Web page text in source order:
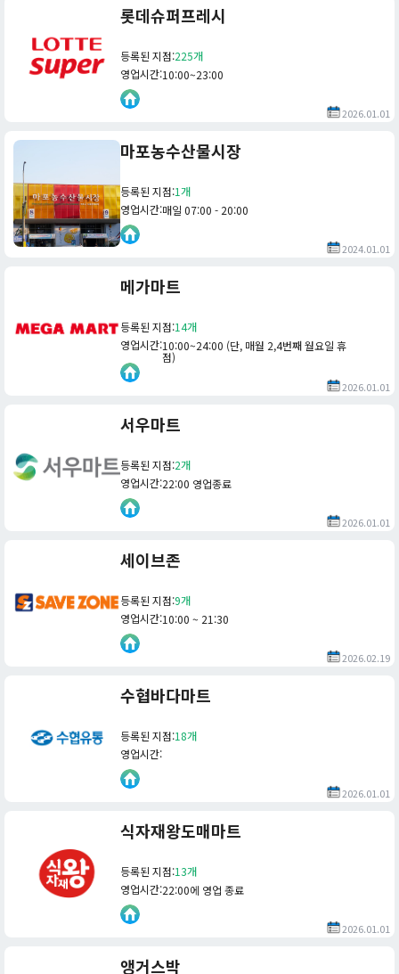
롯데슈퍼프레시
등록된 지점:225개
영업시간:10:00~23:00
2026.01.01
마포농수산물시장
등록된 지점:1개
영업시간:매일 07:00 - 20:00
2024.01.01
메가마트
등록된 지점:14개
영업시간:10:00~24:00 (단, 매월 2,4번째 월요일 휴
점)
2026.01.01
서우마트
등록된 지점:2개
영업시간:22:00 영업종료
2026.01.01
세이브존
등록된 지점:9개
영업시간:10:00 ~ 21:30
2026.02.19
수협바다마트
등록된 지점:18개
영업시간:
2026.01.01
식자재왕도매마트
등록된 지점:13개
영업시간:22:00에 영업 종료
2026.01.01
앵거스박